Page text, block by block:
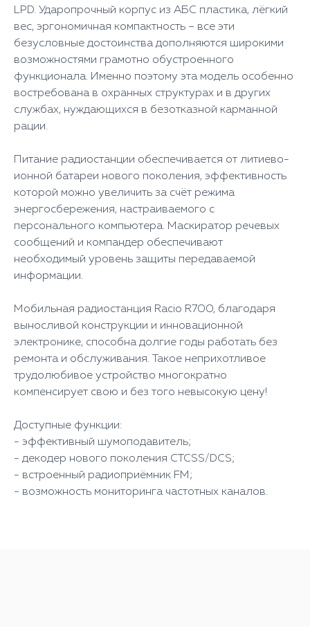
LPD. Ударопрочный корпус из АБС пластика, лёгкий
вес, эргономичная компактность – все эти
безусловные достоинства дополняются широкими
возможностями грамотно обустроенного
функционала. Именно поэтому эта модель особенно
востребована в охранных структурах и в других
службах, нуждающихся в безотказной карманной
рации.
Питание радиостанции обеспечивается от литиево-
ионной батареи нового поколения, эффективность
которой можно увеличить за счёт режима
энергосбережения, настраиваемого с
персонального компьютера. Маскиратор речевых
сообщений и компандер обеспечивают
необходимый уровень защиты передаваемой
информации.
Мобильная радиостанция Racio R700, благодаря
выносливой конструкции и инновационной
электронике, способна долгие годы работать без
ремонта и обслуживания. Такое неприхотливое
трудолюбивое устройство многократно
компенсирует свою и без того невысокую цену!
Доступные функции:
- эффективный шумоподавитель;
- декодер нового поколения CTCSS/DCS;
- встроенный радиоприёмник FM;
- возможность мониторинга частотных каналов.